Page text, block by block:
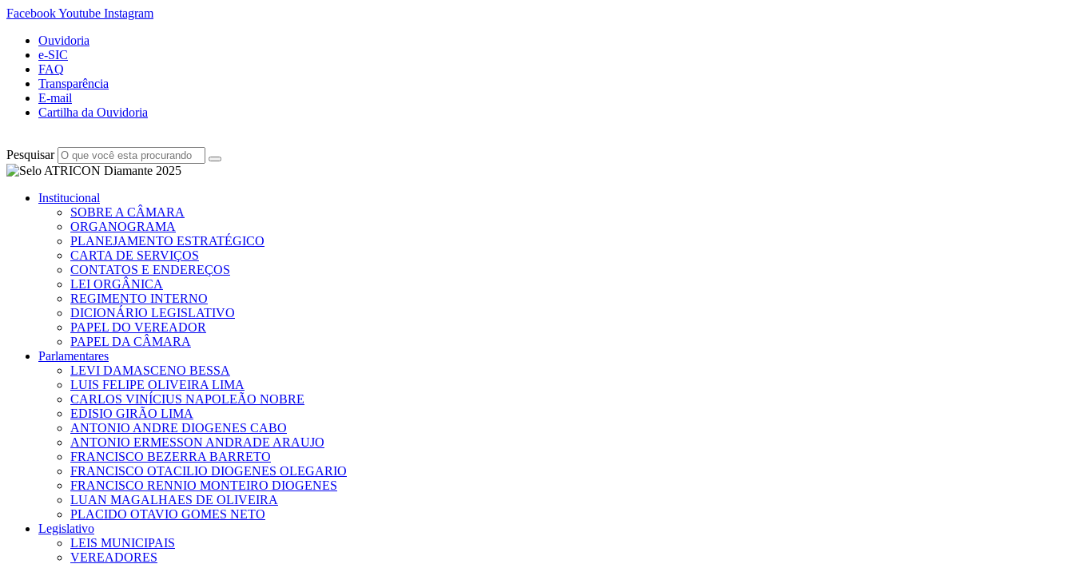
FacebookYoutube Instagram
Ouvidoria
e-SIC
FAQ
Transparência
E-mail
Cartilha da Ouvidoria
Pesquisar
Institucional
SOBRE A CÂMARA
ORGANOGRAMA
PLANEJAMENTO ESTRATÉGICO
CARTA DE SERVIÇOS
CONTATOS E ENDEREÇOS
LEI ORGÂNICA
REGIMENTO INTERNO
DICIONÁRIO LEGISLATIVO
PAPEL DO VEREADOR
PAPEL DA CÂMARA
Parlamentares
LEVI DAMASCENO BESSA
LUIS FELIPE OLIVEIRA LIMA
CARLOS VINÍCIUS NAPOLEÃO NOBRE
EDISIO GIRÃO LIMA
ANTONIO ANDRE DIOGENES CABO
ANTONIO ERMESSON ANDRADE ARAUJO
FRANCISCO BEZERRA BARRETO
FRANCISCO OTACILIO DIOGENES OLEGARIO
FRANCISCO RENNIO MONTEIRO DIOGENES
LUAN MAGALHAES DE OLIVEIRA
PLACIDO OTAVIO GOMES NETO
Legislativo
LEIS MUNICIPAIS
VEREADORES